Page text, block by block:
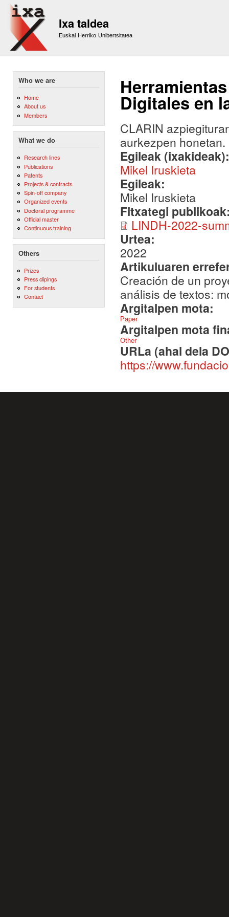
Ixa taldea
Euskal Herriko Unibertsitatea
Who we are
Home
About us
Members
What we do
Research lines
Publications
Patents
Projects & contracts
Spin-off company
Organized events
Doctoral programme
Official master
Continuous training
Others
Prizes
Press clipings
For students
Contact
Digitales en
CLARIN
aurkezpen honetan.
Egileak
Mikel Iruskieta
Egileak:
Mikel Iruskieta
Fitxategi
LINDH-2022-
Urtea:
2022
Artikuluaren
Creación de un
análisis de textos:
Argitalpen mota:
Paper
Argitalpen mota
Other
URLa (ahal dela
https://